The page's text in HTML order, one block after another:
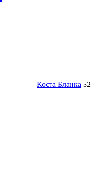
Коста Бланка 32